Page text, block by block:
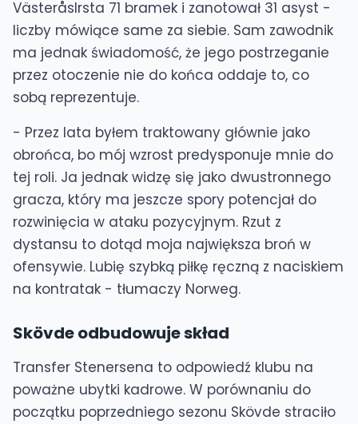
VästeråsIrsta 71 bramek i zanotował 31 asyst -
liczby mówiące same za siebie. Sam zawodnik
ma jednak świadomość, że jego postrzeganie
przez otoczenie nie do końca oddaje to, co
sobą reprezentuje.
- Przez lata byłem traktowany głównie jako
obrońca, bo mój wzrost predysponuje mnie do
tej roli. Ja jednak widzę się jako dwustronnego
gracza, który ma jeszcze spory potencjał do
rozwinięcia w ataku pozycyjnym. Rzut z
dystansu to dotąd moja największa broń w
ofensywie. Lubię szybką piłkę ręczną z naciskiem
na kontratak - tłumaczy Norweg.
Skövde odbudowuje skład
Transfer Stenersena to odpowiedź klubu na
poważne ubytki kadrowe. W porównaniu do
początku poprzedniego sezonu Skövde straciło